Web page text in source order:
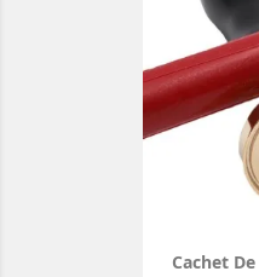
Cachet